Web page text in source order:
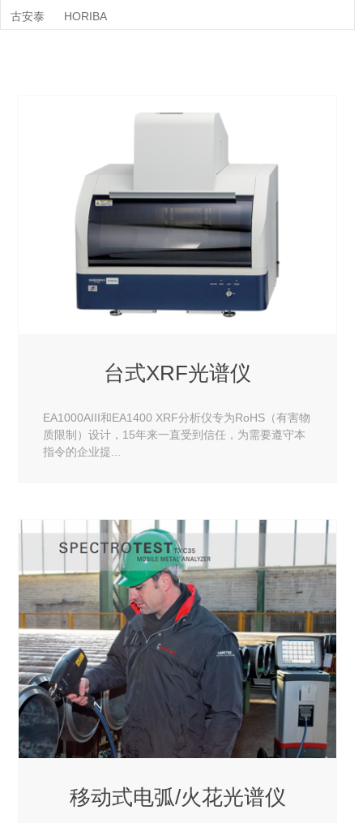
古安泰
HORIBA
台式XRF光谱仪
EA1000AIII和EA1400 XRF分析仪专为RoHS（有害物
质限制）设计，15年来一直受到信任，为需要遵守本
指令的企业提...
移动式电弧/火花光谱仪